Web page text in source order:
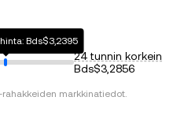
Bds$3,2395
24 tunnin korkein
Bds$3,2856
rahakkeiden markkinatiedot.